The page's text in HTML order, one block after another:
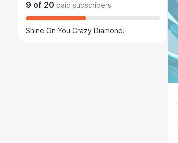
9 of 20 paid subscribers
Shine On You Crazy Diamond!